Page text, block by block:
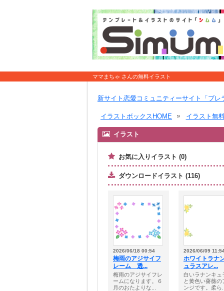
ママまちゃ さんの無料イラスト
新サイト恋愛コミュニティーサイト「ブレ
イラストボックスHOME イラスト無
イラスト
お気に入りイラスト (0)
ダウンロードイラスト (116)
2026/06/18 00:54
梅雨のアジサイフ
レーム 透...
梅雨のアジサイフレ
ームになります。６
月のおたよりな...
2026/06/09
ホワイトラナ
ュラスアレ...
白いラナンキュ
と黄色い薔薇の
ンジです。柔ら